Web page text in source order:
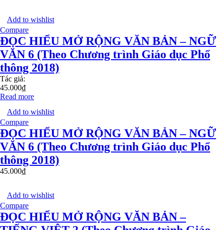
Add to wishlist
Compare
ĐỌC HIỂU MỞ RỘNG VĂN BẢN – NGỮ
VĂN 6 (Theo Chương trình Giáo dục Phổ
thông 2018)
Tác giả:
45.000₫
Read more
Add to wishlist
Compare
ĐỌC HIỂU MỞ RỘNG VĂN BẢN – NGỮ
VĂN 6 (Theo Chương trình Giáo dục Phổ
thông 2018)
45.000₫
Add to wishlist
Compare
ĐỌC HIỂU MỞ RỘNG VĂN BẢN –